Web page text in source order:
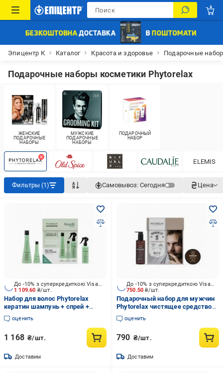
Эпицентр К Каталог Красота и здоровье Подарочные
Подарочные наборы косметики Phytorelax
ЖЕНСКИЕ
ПОДАРОЧНЫЕ
НАБОРЫ
МУЖСКИЕ
ПОДАРОЧНЫЕ
НАБОРЫ
ПОДАРОЧНЫЙ
НАБОР
ELEMIS
Фильтры (1) Самовывоз: Сегодня Цена
1 109.60 ₴/шт.
До -10% з суперкредиткою Visa Вигода
Набор для волос Phytorelax
кератин шампунь + спрей +
восстанавливающий
кондиционер
оценить
1 168 ₴/шт.
Доставим
750.50₴/шт.
До -10% з суперкредиткою Visa Вигода
Подарочный набор для мужчин
Phytorelax чистящее средство
бороды 200 мл и воск для
бороды 100 мл
оценить
790 ₴/шт.
Доставим